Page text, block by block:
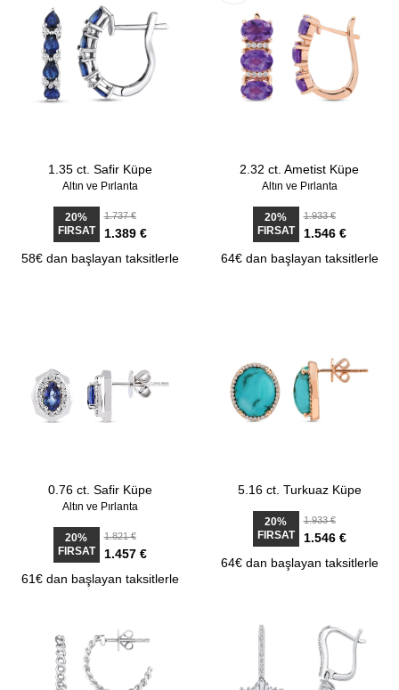
1.35 ct. Safir Küpe
Altın ve Pırlanta
20%
FIRSAT
1.737 €
1.389 €
58€ dan başlayan taksitlerle
2.32 ct. Ametist Küpe
Altın ve Pırlanta
20%
FIRSAT
1.933 €
1.546 €
64€ dan başlayan taksitlerle
0.76 ct. Safir Küpe
Altın ve Pırlanta
20%
FIRSAT
1.821 €
1.457 €
61€ dan başlayan taksitlerle
5.16 ct. Turkuaz Küpe
20%
FIRSAT
1.933 €
1.546 €
64€ dan başlayan taksitlerle